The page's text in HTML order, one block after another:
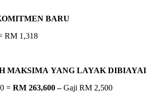
BARU
RM 1,318
MAKSIMA YANG LAYAK DIBIAYAI
= RM 263,600 –Gaji RM 2,500